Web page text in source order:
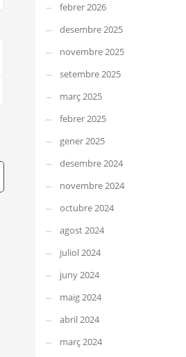
febrer 2026
desembre 2025
novembre 2025
setembre 2025
març 2025
febrer 2025
gener 2025
desembre 2024
novembre 2024
octubre 2024
agost 2024
juliol 2024
juny 2024
maig 2024
abril 2024
març 2024